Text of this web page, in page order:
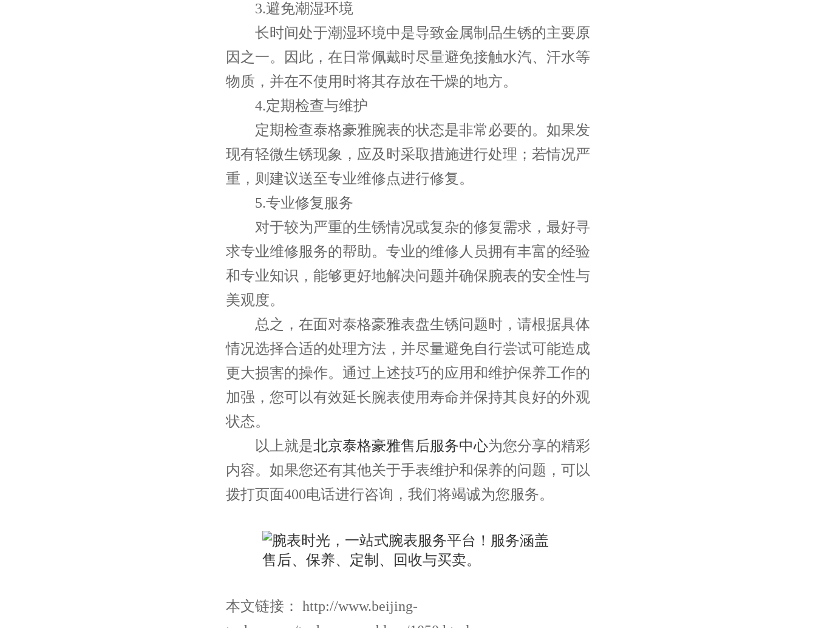
3.避免潮湿环境
长时间处于潮湿环境中是导致金属制品生锈的主要原
因之一。因此，在日常佩戴时尽量避免接触水汽、汗水等
物质，并在不使用时将其存放在干燥的地方。
4.定期检查与维护
定期检查泰格豪雅腕表的状态是非常必要的。如果发
现有轻微生锈现象，应及时采取措施进行处理；若情况严
重，则建议送至专业维修点进行修复。
5.专业修复服务
对于较为严重的生锈情况或复杂的修复需求，最好寻
求专业维修服务的帮助。专业的维修人员拥有丰富的经验
和专业知识，能够更好地解决问题并确保腕表的安全性与
美观度。
总之，在面对泰格豪雅表盘生锈问题时，请根据具体
情况选择合适的处理方法，并尽量避免自行尝试可能造成
更大损害的操作。通过上述技巧的应用和维护保养工作的
加强，您可以有效延长腕表使用寿命并保持其良好的外观
状态。
以上就是北京泰格豪雅售后服务中心为您分享的精彩
内容。如果您还有其他关于手表维护和保养的问题，可以
拨打页面400电话进行咨询，我们将竭诚为您服务。
本文链接： http://www.beijing-